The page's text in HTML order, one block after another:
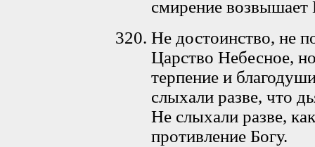
смирение возвышает
Не достоинство, не
Царство Небесное,
терпение и
слыхали разве, что
Не слыхали разве,
противление Богу.